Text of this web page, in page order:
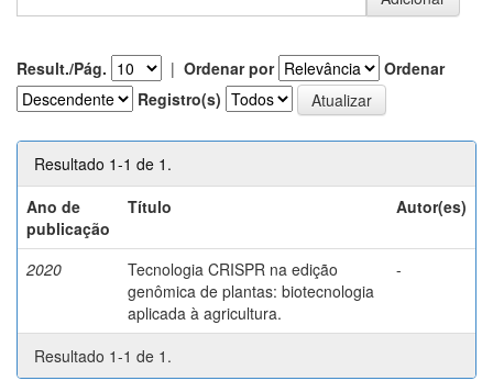
Result./Pág. | Ordenar por
Ordenar
Registro(s)
Resultado 1-1 de 1.
Ano de
publicação
Título Autor(es)
2020
Tecnologia CRISPR na edição
genômica de plantas: biotecnologia
aplicada à agricultura.
-
Resultado 1-1 de 1.